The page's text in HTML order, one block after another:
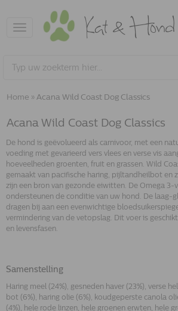
Toggle
navigation
Home » Acana Wild Coast Dog Classics
Acana Wild Coast Dog Classics
De hond is geëvolueerd als carnivoor, met een
voeding met gevarieerd vers vlees en verse vis
hoeveelheden groenten, fruit en grassen. Wild
gemaakt van pacifische haring, pijltandheilbot en
zijn een bron van gezonde eiwitten. De Omega 3-
ondersteunen de conditie van uw hond. De laag-
dragen bij aan een evenwichtige
vermindering van de vetopslag. Dit voer is
en levensfasen.
Samenstelling
Haring meel (24%), gesneden haver (23%), verse
bot (6%), haring olie (6%), koudgeperste canola
(4%), hele rode linzen, hele groenen erwten, hele